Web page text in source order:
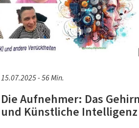
15.07.2025 - 56 Min.
Die Aufnehmer: Das Gehirn
und Künstliche Intelligenz